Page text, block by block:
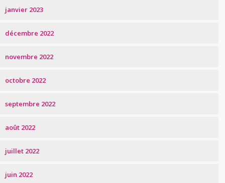
janvier 2023
décembre 2022
novembre 2022
octobre 2022
septembre 2022
août 2022
juillet 2022
juin 2022